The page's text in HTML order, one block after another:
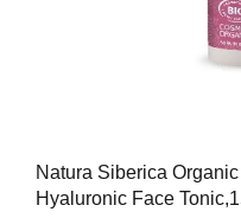
Natura Siberica
Hyaluronic Face